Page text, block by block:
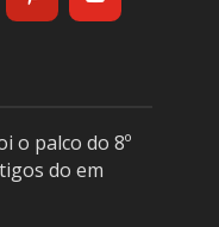
o palco do 8º
do em